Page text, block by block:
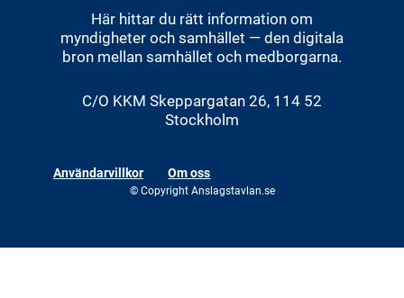
Här hittar du rätt information om
myndigheter och samhället — den digitala
bron mellan samhället och medborgarna.
C/O KKM Skeppargatan 26, 114 52
Stockholm
Användarvillkor Om oss
© Copyright Anslagstavlan.se